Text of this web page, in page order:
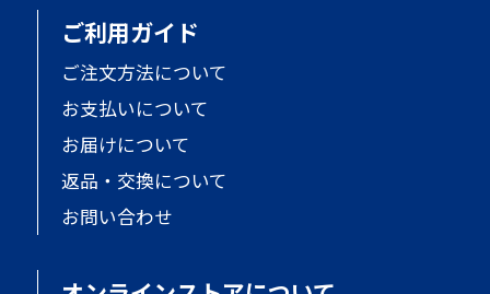
ご利用ガイド
ご注文方法について
お支払いについて
お届けについて
返品・交換について
お問い合わせ